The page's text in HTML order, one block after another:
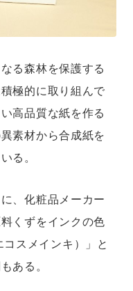
る森林を保護する
極的に取り組んで
高品質な紙を作る
素材から合成紙を
る。
、化粧品メーカー
くずをインクの色
スメインキ）」と
ある。